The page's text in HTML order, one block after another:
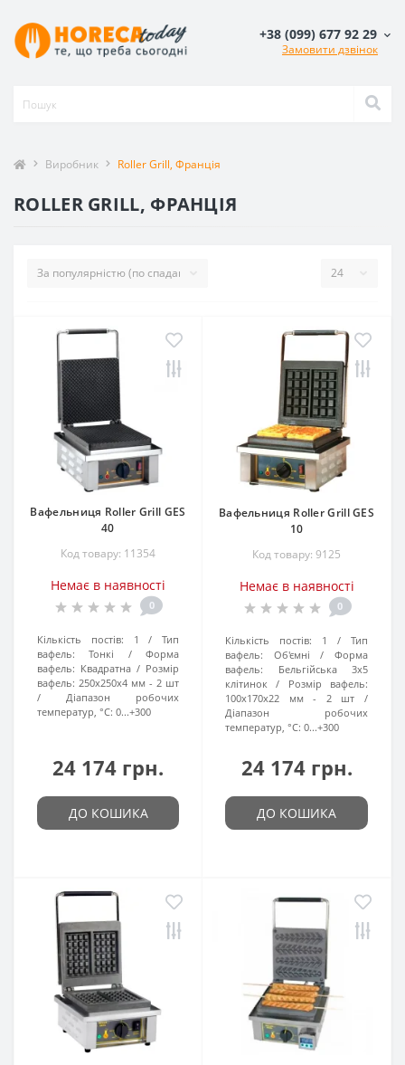
+38 (099) 677 92 29
Замовити дзвінок
Виробник Roller Grill, Франція
ROLLER GRILL, ФРАНЦІЯ
Вафельниця Roller Grill GES
40
Код товару: 11354
Немає в наявності
0
Кількість постів: 1
Тип
вафель:
Тонкі
Форма
вафель: Квадратна
Розмір
вафель: 250x250x4 мм - 2 шт
Діапазон робочих
температур, °C: 0...+300
24 174 грн.
ДО КОШИКА
Вафельниця Roller Grill GES
10
Код товару: 9125
Немає в наявності
0
Кількість постів: 1
Тип
вафель:
Об'ємні
Форма
вафель:
Бельгійська 3х5
клітинок
Розмір вафель:
100x170x22 мм - 2 шт
Діапазон робочих
температур, °C: 0...+300
24 174 грн.
ДО КОШИКА